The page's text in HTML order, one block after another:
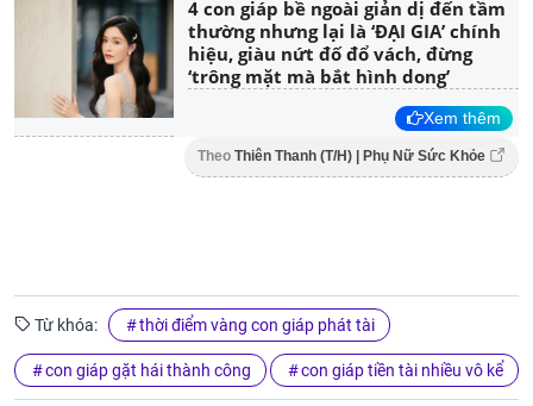
4 con giáp bề ngoài giản dị đến tầm
thường nhưng lại là ‘ĐẠI GIA’ chính
hiệu, giàu nứt đố đổ vách, đừng
‘trông mặt mà bắt hình dong’
Xem thêm
Theo Thiên Thanh (T/H) | Phụ Nữ Sức Khỏe
Từ khóa: thời điểm vàng con giáp phát tài
con giáp gặt hái thành công con giáp tiền tài nhiều vô kể